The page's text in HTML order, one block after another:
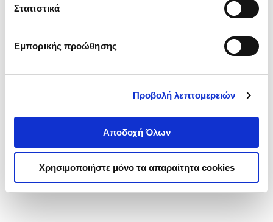
Στατιστικά
Εμπορικής προώθησης
Προβολή λεπτομερειών
Αποδοχή Όλων
Χρησιμοποιήστε μόνο τα απαραίτητα cookies